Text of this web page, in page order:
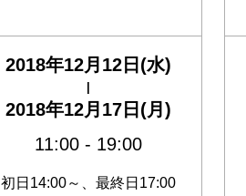
2018年12月12日(水)
2018年12月17日(月)
11:00- 19:00
初日14:00～、最終日17:00